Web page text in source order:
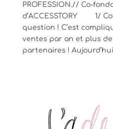
PROFESSION.// Co-
d’ACCESSTORY 1/
question ! C’est
ventes par an et plus
partenaires !